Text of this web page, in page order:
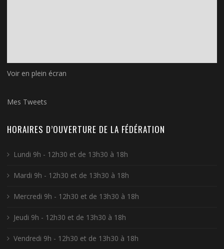
Voir en plein écran
Mes Tweets
HORAIRES D’OUVERTURE DE LA FÉDÉRATION
Lundi 9h - 12h30 et de 13h30 à 18h
Mardi 9h - 12h30 et de 13h30 à 18h
Mercredi 9h - 12h30 et de 13h30 à 18h
Jeudi 9h - 12h30 et de 13h30 à 18h
Vendredi 9h - 12h30 et de 13h30 à 18h